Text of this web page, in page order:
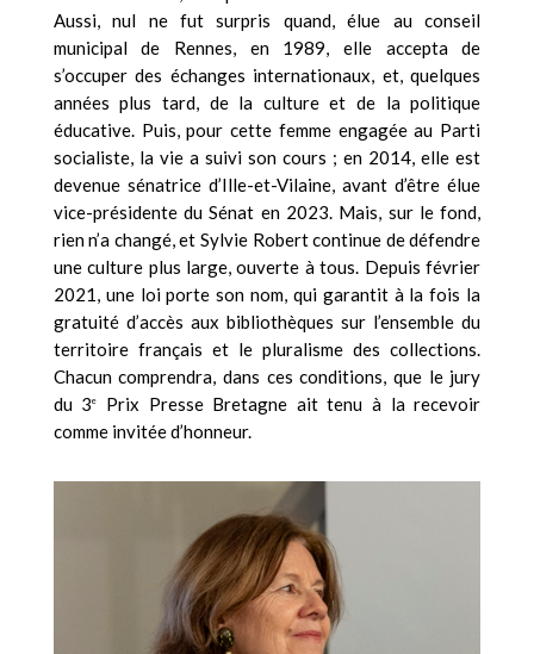
Aussi, nul ne fut surpris quand, élue au conseil
municipal de Rennes, en 1989, elle accepta de
s’occuper des échanges internationaux, et, quelques
années plus tard, de la culture et de la politique
éducative. Puis, pour cette femme engagée au Parti
socialiste, la vie a suivi son cours ; en 2014, elle est
devenue sénatrice d’Ille-et-Vilaine, avant d’être élue
vice-présidente du Sénat en 2023. Mais, sur le fond,
rien n’a changé, et Sylvie Robert continue de défendre
une culture plus large, ouverte à tous. Depuis février
2021, une loi porte son nom, qui garantit à la fois la
gratuité d’accès aux bibliothèques sur l’ensemble du
territoire français et le pluralisme des collections.
Chacun comprendra, dans ces conditions, que le jury
du 3e
Prix Presse Bretagne ait tenu à la recevoir
comme invitée d’honneur.